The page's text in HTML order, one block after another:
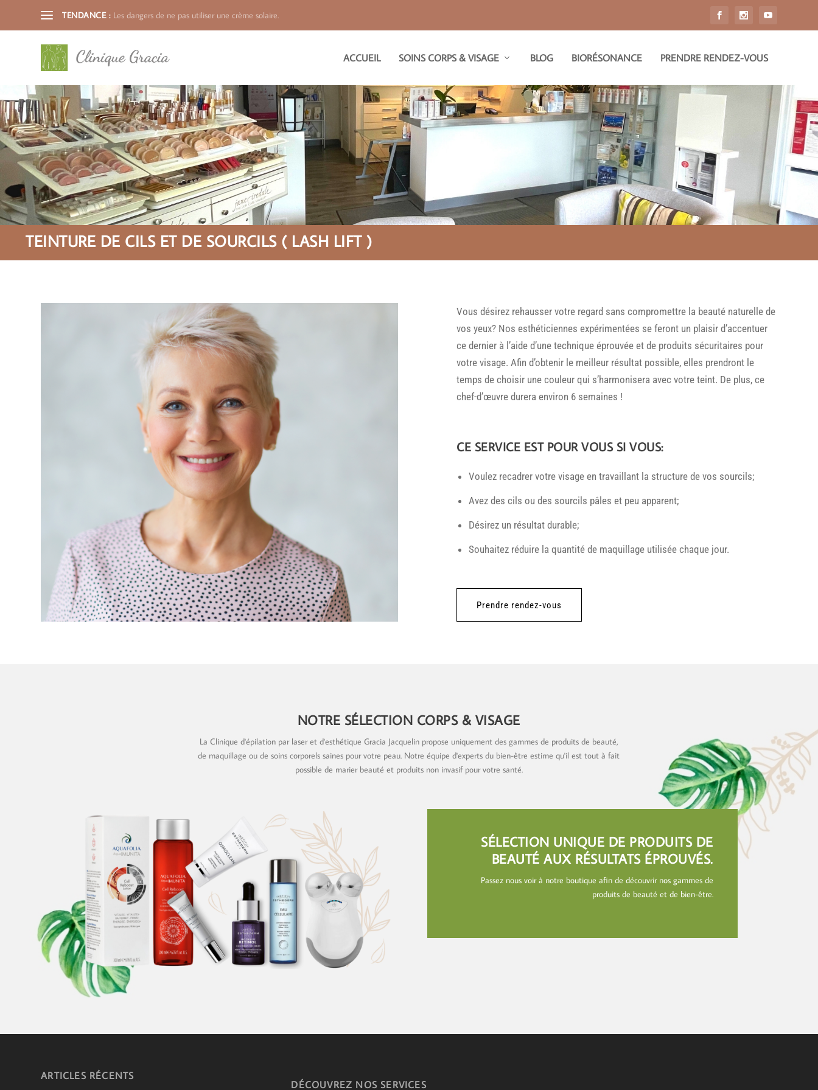
TENDANCE : Les dangers de ne pas utiliser une crème solaire.
ACCUEIL SOINS CORPS & VISAGE BLOG BIORÉSONANCE PRENDRE RENDEZ-VOUS
TEINTURE DE CILS ET DE SOURCILS ( LASH LIFT )
Vous désirez rehausser votre regard sans compromettre la beauté naturelle de
vos yeux? Nos esthéticiennes expérimentées se feront un plaisir d’accentuer
ce dernier à l’aide d’une technique éprouvée et de produits sécuritaires pour
votre visage. Afin d’obtenir le meilleur résultat possible, elles prendront le
temps de choisir une couleur qui s’harmonisera avec votre teint. De plus, ce
chef-d’œuvre durera environ 6 semaines !
CE SERVICE EST POUR VOUS SI VOUS:
Voulez recadrer votre visage en travaillant la structure de vos sourcils;
Avez des cils ou des sourcils pâles et peu apparent;
Désirez un résultat durable;
Souhaitez réduire la quantité de maquillage utilisée chaque jour.
Prendre rendez-vous
NOTRE SÉLECTION CORPS & VISAGE
La Clinique d'épilation par laser et d'esthétique Gracia Jacquelin propose uniquement des gammes de produits de beauté,
de maquillage ou de soins corporels saines pour votre peau. Notre équipe d'experts du bien-être estime qu'il est tout à fait
possible de marier beauté et produits non invasif pour votre santé.
SÉLECTION UNIQUE DE PRODUITS DE
BEAUTÉ AUX RÉSULTATS ÉPROUVÉS.
Passez nous voir à notre boutique afin de découvrir nos gammes de
produits de beauté et de bien-être.
ARTICLES RÉCENTS
DÉCOUVREZ NOS SERVICES